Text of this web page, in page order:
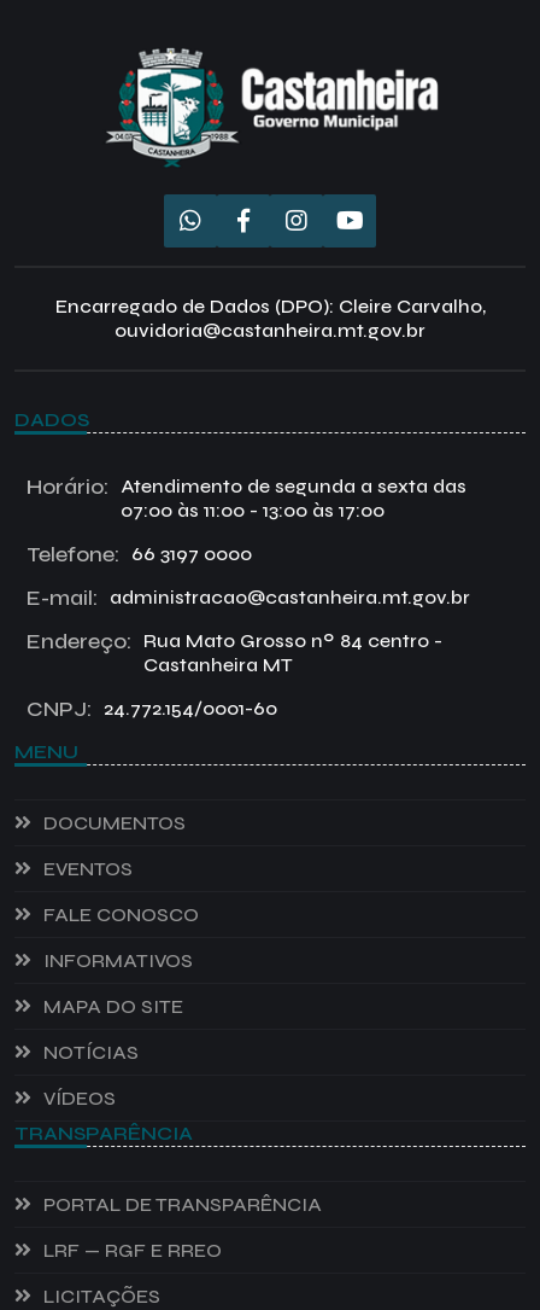
Encarregado de Dados (DPO): Cleire Carvalho,
ouvidoria@castanheira.mt.gov.br
DADOS
Horário:
Atendimento de segunda a sexta das
07:00 às 11:00 - 13:00 às 17:00
Telefone: 66 3197 0000
E-mail: administracao@castanheira.mt.gov.br
Endereço:
Rua Mato Grosso nº 84 centro -
Castanheira MT
CNPJ: 24.772.154/0001-60
MENU
DOCUMENTOS
EVENTOS
FALE CONOSCO
INFORMATIVOS
MAPA DO SITE
NOTÍCIAS
VÍDEOS
TRANSPARÊNCIA
PORTAL DE TRANSPARÊNCIA
LRF — RGF E RREO
LICITAÇÕES